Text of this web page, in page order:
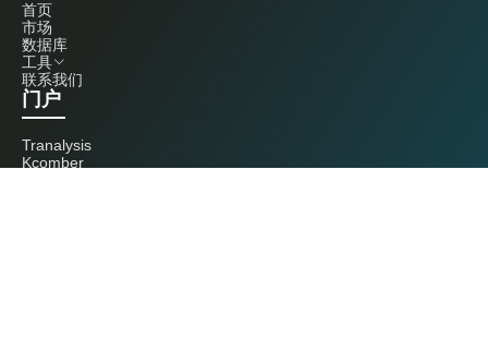
首页
市场
数据库
工具
联系我们
门户
Tranalysis
Kcomber